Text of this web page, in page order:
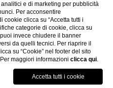
CONTATTI
SOCIETARI
AZIENDE
ACCESSIBILITY
e di marketing per pubblicità
Per acconsentire
cookie clicca su “Accetta tutti i
categorie di cookie, clicca su
invece chiudere il banner
da quelli tecnici. Per riaprire il
su “Cookie” nel footer del sito
maggiori informazioni clicca qui.